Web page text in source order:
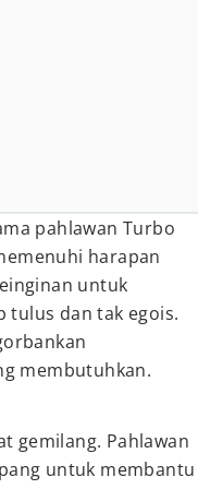
pahlawan Turbo
harapan
untuk
tulus dan tak egois.
membutuhkan.
gemilang. Pahlawan
untuk membantu